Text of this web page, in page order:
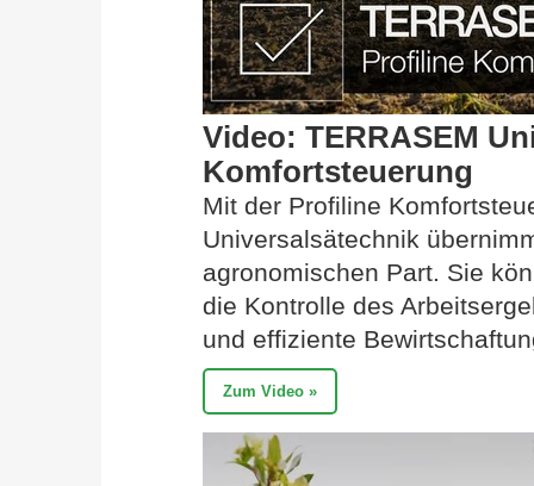
Video: TERRASEM
Komfortsteuerung
Mit der Profiline
Universalsätechnik
agronomischen Part. Sie
die Kontrolle des
und effiziente
Zum Video »